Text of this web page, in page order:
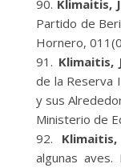
Klimaitis,
Partido de
Hornero,
Klimaitis,
de la Reserva
y sus
Ministerio de
Klimaitis,
algunas aves.